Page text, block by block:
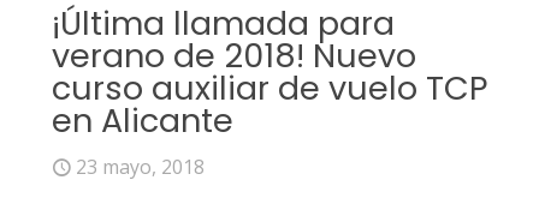
¡Última llamada para
verano de 2018! Nuevo
curso auxiliar de vuelo TCP
en Alicante
23 mayo, 2018